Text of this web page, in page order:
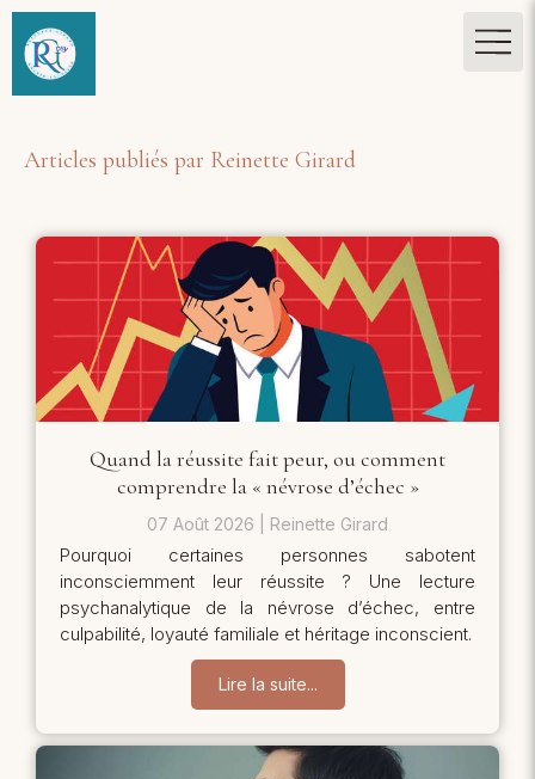
Articles publiés par Reinette Girard
Quand la réussite fait peur, ou comment
comprendre la « névrose d’échec »
07 Août 2026 Reinette Girard
Pourquoi certaines personnes sabotent
inconsciemment leur réussite ? Une lecture
psychanalytique de la névrose d’échec, entre
culpabilité, loyauté familiale et héritage inconscient.
Lire la suite...